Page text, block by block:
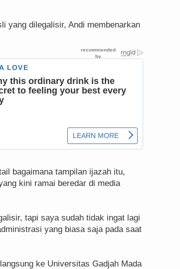
yang dilegalisir, Andi membenarkan
bagaimana tampilan ijazah itu,
kini ramai beredar di media
tapi saya sudah tidak ingat lagi
yang biasa saja pada saat
ke Universitas Gadjah Mada